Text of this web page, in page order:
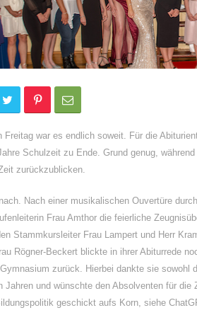
Freitag war es endlich soweit. Für die
Schulzeit zu Ende. Grund genug,
zurückzublicken.
Nach einer musikalischen Ouvertüre
Frau Amthor die feierliche
Stammkursleiter Frau Lampert und Herr
Rögner-Beckert blickte in ihrer Abiturrede
zurück. Hierbei dankte sie
Jahren und wünschte den Absolventen für
geschickt aufs Korn, siehe